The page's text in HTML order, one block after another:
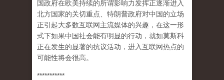
国政府在欧美持续的所谓影响力发挥正逐渐进入
北方国家的关切重点、特朗普政府对中国的立场
正引起大多数互联网主流媒体的兴趣，在这一形
式下如果中国社会能有明显的行动，就如莫斯科
正在发生的显著的抗议活动，进入互联网热点的
可能性将会很高。
***********